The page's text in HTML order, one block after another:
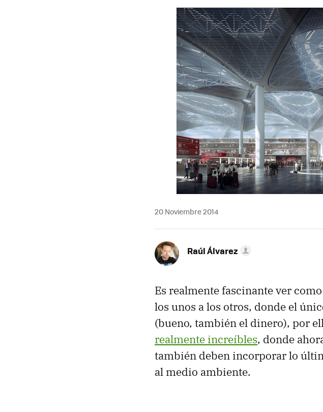
MAIL
20 Noviembre 2014
Raúl Álvarez
Es realmente fascinante ver como
los unos a los otros, donde el
(bueno, también el dinero), por
realmente increíbles, donde
también deben incorporar lo
al medio ambiente.